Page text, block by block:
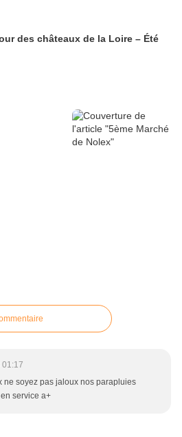
des châteaux de la Loire – Été
ne soyez pas jaloux nos parapluies
service a+